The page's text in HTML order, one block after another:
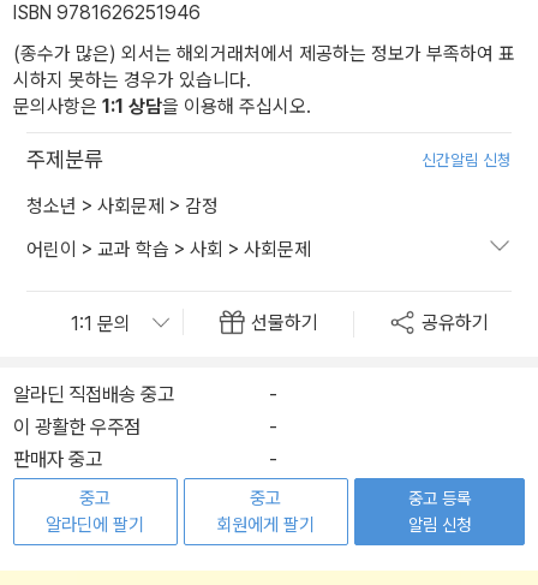
ISBN 9781626251946
(종수가 많은) 외서는 해외거래처에서 제공하는 정보가 부족하여 표
시하지 못하는 경우가 있습니다.
문의사항은 1:1 상담을 이용해 주십시오.
주제분류 신간알림 신청
청소년 > 사회문제 > 감정
어린이 > 교과 학습 > 사회 > 사회문제
선물하기 공유하기
알라딘 직접배송 중고
-
이 광활한 우주점
-
판매자 중고
-
중고
알라딘에 팔기
중고
회원에게 팔기
중고 등록
알림 신청